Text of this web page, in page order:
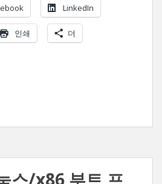
LinkedIn
인쇄 더
스/x86 부트 프